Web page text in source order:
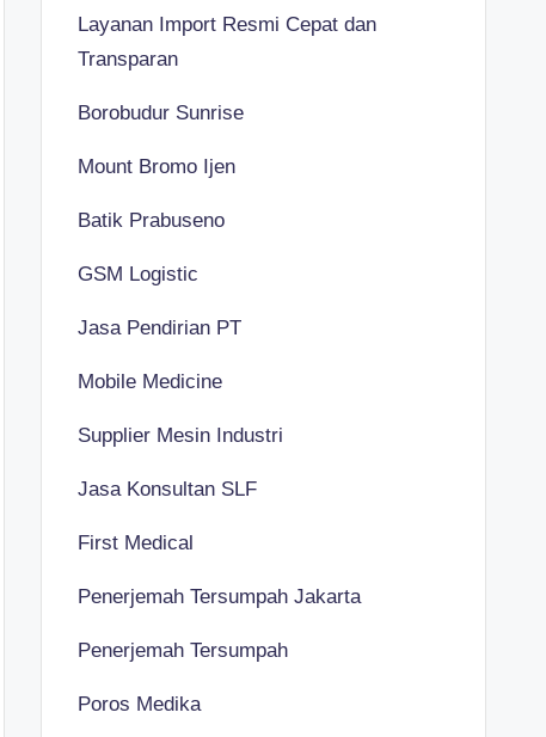
Layanan Import Resmi Cepat dan
Transparan
Borobudur Sunrise
Mount Bromo Ijen
Batik Prabuseno
GSM Logistic
Jasa Pendirian PT
Mobile Medicine
Supplier Mesin Industri
Jasa Konsultan SLF
First Medical
Penerjemah Tersumpah Jakarta
Penerjemah Tersumpah
Poros Medika